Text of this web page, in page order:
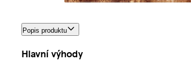
Popis produktu
Hlavní výhody